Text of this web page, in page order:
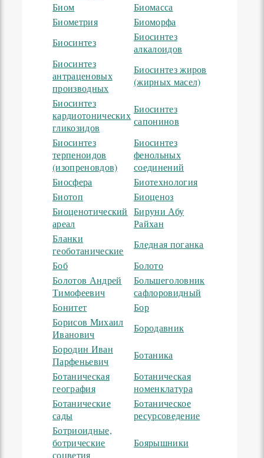
Биом
Биомасса
Биометрия
Биоморфа
Биосинтез
Биосинтез
алкалоидов
Биосинтез
антраценовых
производных
Биосинтез жиров
(жирных масел)
Биосинтез
кардиотонических
гликозидов
Биосинтез
сапонинов
Биосинтез
терпеноидов
(изопреновдов)
Биосинтез
фенольных
соединений
Биосфера
Биотехнология
Биотоп
Биоценоз
Биоценотический
ареал
Бируни Абу
Райхан
Бланки
геоботанические
Бледная поганка
Боб
Болото
Болотов Андрей
Тимофеевич
Большеголовник
сафлоровидный
Бонитет
Бор
Борисов Михаил
Иванович
Бородавник
Бородин Иван
Парфеньевич
Ботаника
Ботаническая
география
Ботаническая
номенклатура
Ботанические
сады
Ботаническое
ресурсоведение
Ботриоидные,
ботрические
соцветия
Боярышники